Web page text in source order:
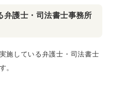
弁護士・司法書士事務所
施している弁護士・司法書士
。